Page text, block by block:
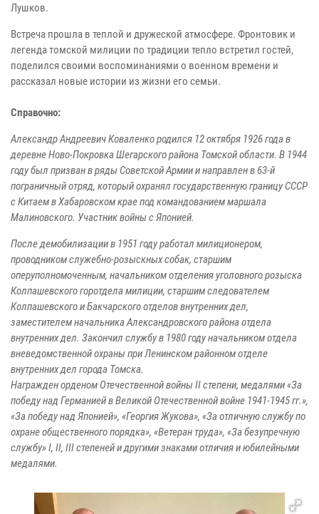
Лушков.
Встреча прошла в теплой и дружеской атмосфере. Фронтовик и
легенда томской милиции по традиции тепло встретил гостей,
поделился своими воспоминаниями о военном времени и
рассказал новые истории из жизни его семьи.
Справочно:
Александр Андреевич Коваленко родился 12 октября 1926 года в
деревне Ново-Покровка Шегарского района Томской области. В 1944
году был призван в ряды Советской Армии и направлен в 63-й
пограничный отряд, который охранял государственную границу СССР
с Китаем в Хабаровском крае под командованием маршала
Малиновского. Участник войны с Японией.
После демобилизации в 1951 году работал милиционером,
проводником служебно-розыскных собак, старшим
оперуполномоченным, начальником отделения уголовного розыска
Колпашевского горотдела милиции, старшим следователем
Колпашевского и Бакчарского отделов внутренних дел,
заместителем начальника Александровского района отдела
внутренних дел. Закончил службу в 1980 году начальником отдела
вневедомственной охраны при Ленинском районном отделе
внутренних дел города Томска.
Награжден орденом Отечественной войны II степени, медалями «За
победу над Германией в Великой Отечественной войне 1941-1945 гг.»,
«За победу над Японией», «Георгия Жукова», «За отличную службу по
охране общественного порядка», «Ветеран труда», «За безупречную
службу» I, II, III степеней и другими знаками отличия и юбилейными
медалями.